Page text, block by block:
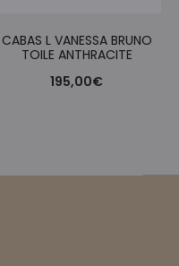
CABAS L VANESSA BRUNO
TOILE ANTHRACITE
195,00€